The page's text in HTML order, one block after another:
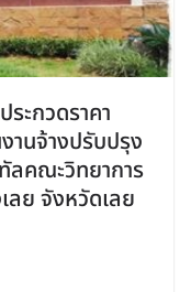
ะกวดราคา
านจ้างปรับปรุง
ลคณะวิทยาการ
ลย จังหวัดเลย